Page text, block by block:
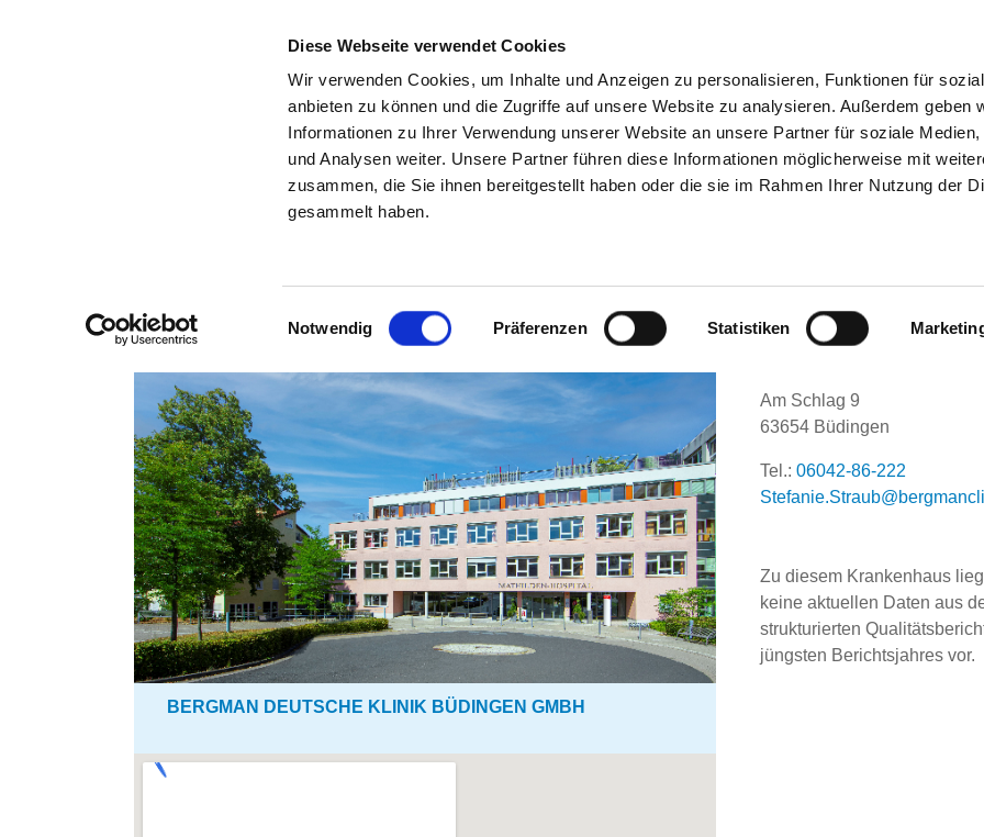
Diese Webseite verwendet Cookies
Wir verwenden Cookies, um Inhalte und Anzeigen zu personalisieren, Funktionen für
anbieten zu können und die Zugriffe auf unsere Website zu analysieren. Außerdem geben
Informationen zu Ihrer Verwendung unserer Website an unsere Partner für soziale Medien,
und Analysen weiter. Unsere Partner führen diese Informationen möglicherweise mit
zusammen, die Sie ihnen bereitgestellt haben oder die sie im Rahmen Ihrer Nutzung der
gesammelt haben.
Einwilligungsauswahl
Notwendig Präferenzen Statistiken
SUCHEN TIPPS & HILFE DAS DKV
Zurück zu den Suchergebnissen
BERGMAN DEUTSCHE KLINIK BÜDINGEN
BERGMAN DEUTSCHE KLINIK BÜDINGEN GMBH
Am Schlag 9
63654 Büdingen
Tel.: 06042-86-222
Zu diesem Krankenhaus
keine aktuellen Daten aus
strukturierten
jüngsten Berichtsjahres vor.